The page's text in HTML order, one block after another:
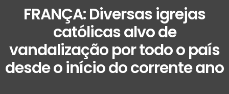
FRANÇA: Diversas igrejas
católicas alvo de
vandalização por todo o país
desde o início do corrente ano